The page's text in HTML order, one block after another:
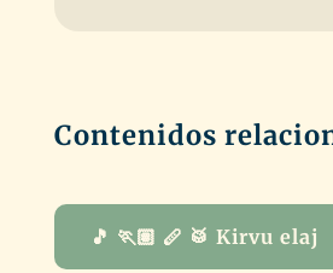
Contenidos
🎵 🏃🏽 🪈 🥁 Kirvu elaj